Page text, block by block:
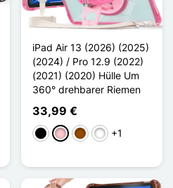
iPad Air 13 (2026) (2025)
(2024) / Pro 12.9 (2022)
(2021) (2020) Hülle Um
360° drehbarer Riemen
33,99 €
Schwarz
PinkBraunVert Clair
+1